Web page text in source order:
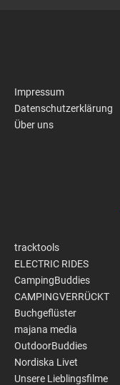
Impressum
Datenschutzerklärung
Über uns
tracktools
ELECTRIC RIDES
CampingBuddies
CAMPINGVERRÜCKT
Buchgeflüster
majana media
OutdoorBuddies
Nordiska Livet
Unsere Lieblingsfilme